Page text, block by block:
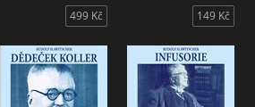
499 Kč 149 Kč